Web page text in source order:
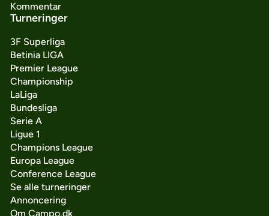
Kommentar
Turneringer
3F Superliga
Betinia LIGA
Premier League
Championship
LaLiga
Bundesliga
Serie A
Ligue 1
Champions League
Europa League
Conference League
Se alle turneringer
Annoncering
Om Campo.dk